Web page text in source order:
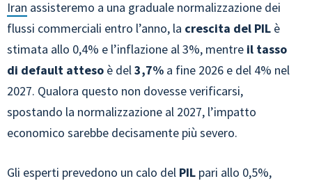
Iran assisteremo a una graduale normalizzazione dei
flussi commerciali entro l’anno, la crescita del PIL è
stimata allo 0,4% e l’inflazione al 3%, mentre il tasso
di default atteso è del3,7% a fine 2026 e del 4% nel
2027. Qualora questo non dovesse verificarsi,
spostando la normalizzazione al 2027, l’impatto
economico sarebbe decisamente più severo.
Gli esperti prevedono un calo del PIL pari allo 0,5%,